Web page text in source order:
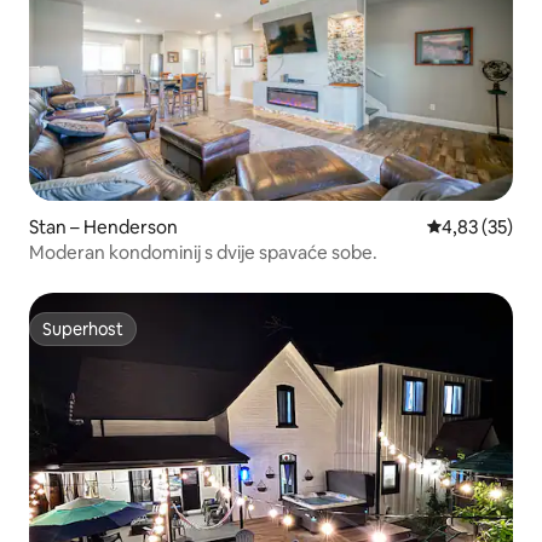
Stan – Henderson Prosječna
4,83 (35)
Moderan kondominij s dvije spavaće sobe.
Superhost
Superhost